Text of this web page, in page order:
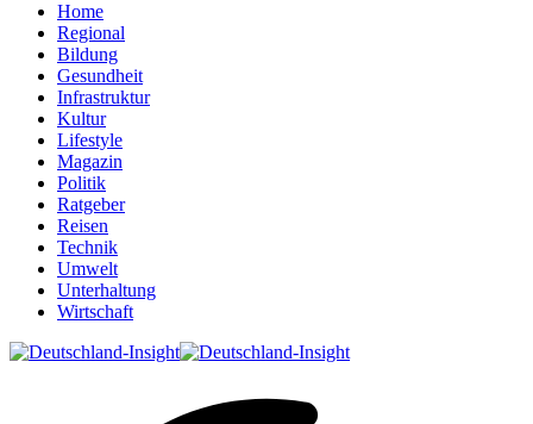
Home
Regional
Bildung
Gesundheit
Infrastruktur
Kultur
Lifestyle
Magazin
Politik
Ratgeber
Reisen
Technik
Umwelt
Unterhaltung
Wirtschaft